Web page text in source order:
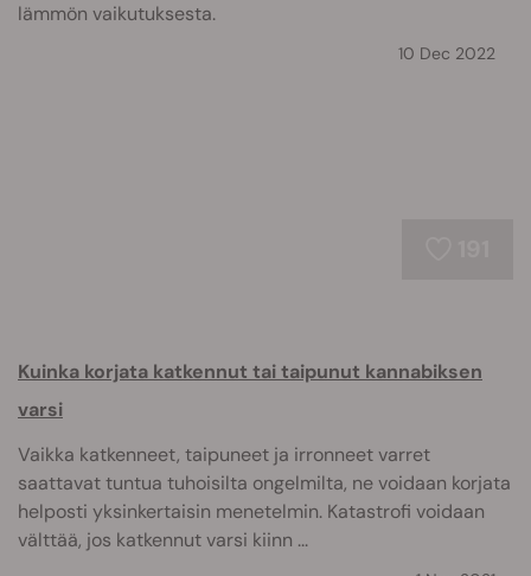
lämmön vaikutuksesta.
10 Dec 2022
Kuinka korjata katkennut tai taipunut kannabiksen
varsi
Vaikka katkenneet, taipuneet ja irronneet varret
saattavat tuntua tuhoisilta ongelmilta, ne voidaan korjata
helposti yksinkertaisin menetelmin. Katastrofi voidaan
välttää, jos katkennut varsi kiinn ...